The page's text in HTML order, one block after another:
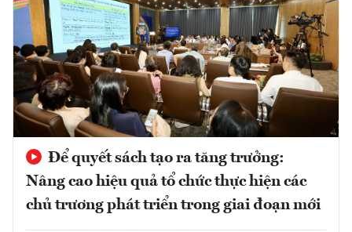
Để quyết sách tạo ra tăng trưởng:
Nâng cao hiệu quả tổ chức thực hiện các
chủ trương phát triển trong giai đoạn mới